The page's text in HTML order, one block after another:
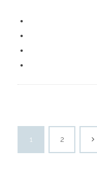
1 2